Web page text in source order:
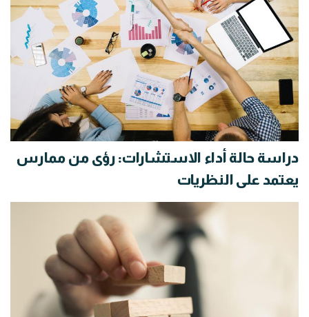
دراسة حالة أداء الاستشارات: رؤى من ممارس
يعتمد على النظريات